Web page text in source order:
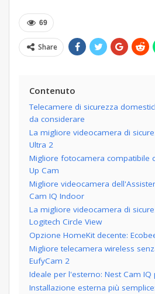
69
Share
Contenuto
Telecamere di sicurezza
da considerare
La migliore videocamera di
Ultra 2
Migliore fotocamera compatibile
Up Cam
Migliore videocamera
Cam IQ Indoor
La migliore videocamera di
Logitech Circle View
Opzione HomeKit decente:
Migliore telecamera wireless
EufyCam 2
Ideale per l'esterno: Nest Cam IQ
Installazione esterna più